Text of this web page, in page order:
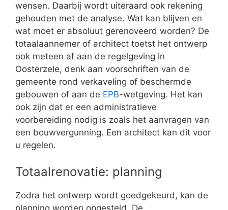
wensen. Daarbij wordt uiteraard ook rekening
gehouden met de analyse. Wat kan blijven en
wat moet er absoluut gerenoveerd worden? De
totaalaannemer of architect toetst het ontwerp
ook meteen af aan de regelgeving in
Oosterzele, denk aan voorschriften van de
gemeente rond verkaveling of beschermde
gebouwen of aan de EPB-wetgeving. Het kan
ook zijn dat er een administratieve
voorbereiding nodig is zoals het aanvragen van
een bouwvergunning. Een architect kan dit voor
u regelen.
Totaalrenovatie: planning
Zodra het ontwerp wordt goedgekeurd, kan de
planning worden opgesteld. De